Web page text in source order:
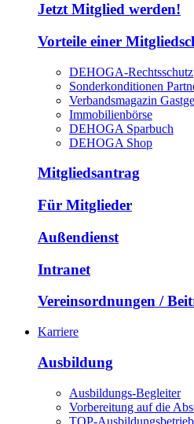
Jetzt Mitglied werden!
Vorteile einer
DEHOGA-Rechtsschutz
Sonderkonditionen
Verbandsmagazin
Immobilienbörse
DEHOGA Sparbuch
DEHOGA Shop
Mitgliedsantrag
Für Mitglieder
Außendienst
Intranet
Vereinsordnungen /
Karriere
Ausbildung
Ausbildungs-Begleiter
Vorbereitung auf die
TOP-Ausbildungsbetrieb